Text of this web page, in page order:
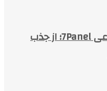
خدمات شبکه‌های اجتماعی 7Panel؛ از جذب